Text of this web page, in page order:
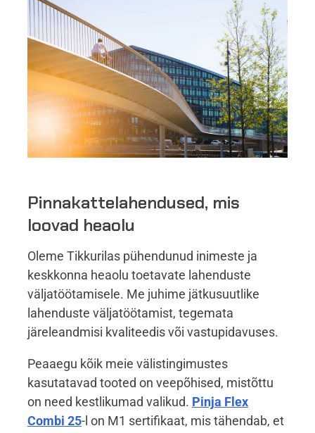
Pinnakattelahendused, mis
loovad heaolu
Oleme Tikkurilas pühendunud inimeste ja
keskkonna heaolu toetavate lahenduste
väljatöötamisele. Me juhime jätkusuutlike
lahenduste väljatöötamist, tegemata
järeleandmisi kvaliteedis või vastupidavuses.
Peaaegu kõik meie välistingimustes
kasutatavad tooted on veepõhised, mistõttu
on need kestlikumad valikud. Pinja Flex
Combi 25-l on M1 sertifikaat, mis tähendab, et